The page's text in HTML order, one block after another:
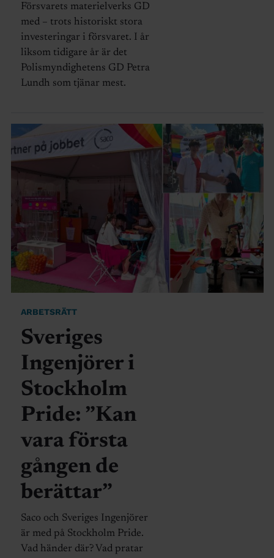
Försvarets materielverks GD
med – trots historiskt stora
investeringar i försvaret. I år
liksom tidigare år är det
Polismyndighetens GD Petra
Lundh som tjänar mest.
ARBETSRÄTT
Sveriges
Ingenjörer i
Stockholm
Pride: ”Kan
vara första
gången de
berättar”
Saco och Sveriges Ingenjörer
är med på Stockholm Pride.
Vad händer där? Vad pratar